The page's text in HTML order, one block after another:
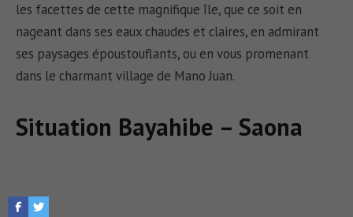
les facettes de cette magnifique île, que ce soit en
nageant dans ses eaux chaudes et claires, en admirant
ses paysages époustouflants, ou en vous promenant
dans le charmant village de Mano Juan.
Situation Bayahibe – Saona